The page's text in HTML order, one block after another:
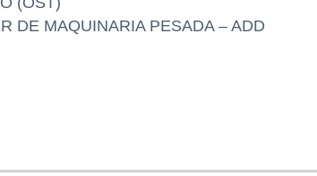
DE MAQUINARIA PESADA – ADD